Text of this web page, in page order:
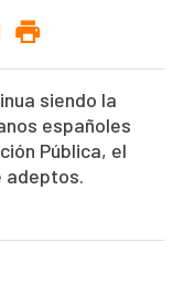
siendo la
españoles
Pública, el
adeptos.